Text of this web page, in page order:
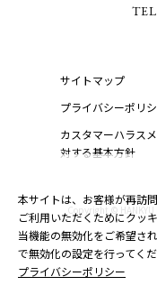
本サイトは、お客様が再訪
ご利用いただくためにクッ
当機能の無効化をご希望さ
で無効化の設定を行ってくだ
プライバシーポリシー
サイトマップ
プライバシーポリ
カスタマーハラス
対する基本方針
Copyright © HANKYU